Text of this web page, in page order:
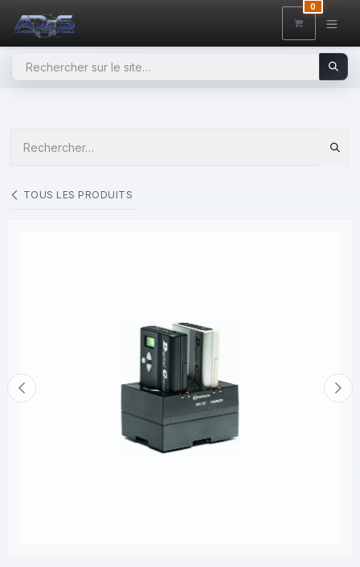
0
TOUS LES PRODUITS